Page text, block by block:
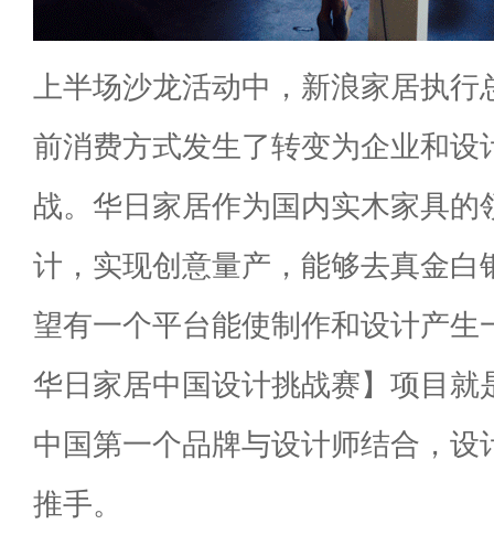
上半场沙龙活动中，新浪家居执行
前消费方式发生了转变为企业和设
战。华日家居作为国内实木家具的
计，实现创意量产，能够去真金白
望有一个平台能使制作和设计产生
华日家居中国设计挑战赛】项目就
中国第一个品牌与设计师结合，设
推手。